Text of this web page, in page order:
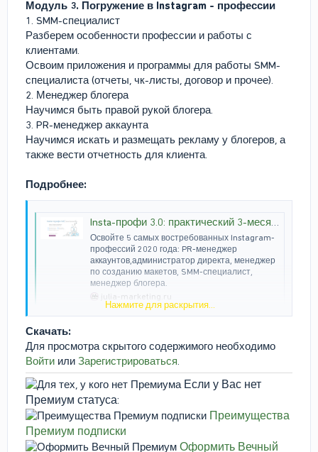
Модуль 3. Погружение в Instagram - профессии
1. SMM-специалист
Разберем особенности профессии и работы с
клиентами.
Освоим приложения и программы для работы SMM-
специалиста (отчеты, чк-листы, договор и прочее).
2. Менеджер блогера
Научимся быть правой рукой блогера.
3. PR-менеджер аккаунта
Научимся искать и размещать рекламу у блогеров, а
также вести отчетность для клиента.
Подробнее:
Insta-профи 3.0: практический 3-месячный курс с дипломом государственного образца
Освойте 5 самых востребованных Instagram-
профессий 2020 года: PR-менеджер
аккаунтов,администратор директа, менеджер
по созданию макетов, SMM-специалист,
менеджер блогера.
julia-marketing.ru
Нажмите для раскрытия...
Скачать:
Для просмотра скрытого содержимого необходимо
Войти или Зарегистрироваться.
Если у Вас нет
Премиум статуса:
Преимущества
Премиум подписки
Оформить Вечный